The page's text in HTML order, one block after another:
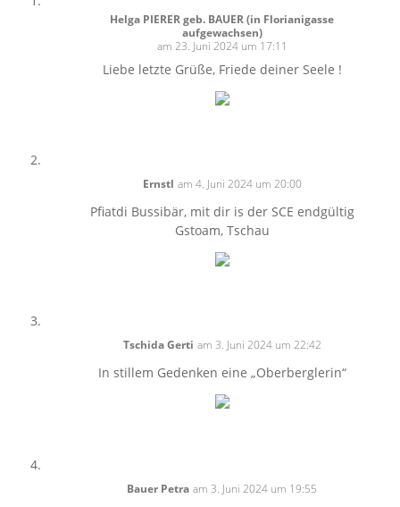
Helga PIERER geb. BAUER (in Florianigasse
aufgewachsen)
am 23. Juni 2024 um 17:11
Liebe letzte Grüße, Friede deiner Seele !
Ernstl am 4. Juni 2024 um 20:00
Pfiatdi Bussibär, mit dir is der SCE endgültig
Gstoam, Tschau
Tschida Gerti am 3. Juni 2024 um 22:42
In stillem Gedenken eine „Oberberglerin“
Bauer Petra am 3. Juni 2024 um 19:55